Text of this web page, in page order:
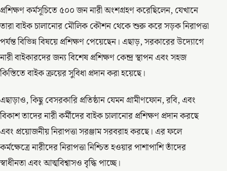
প্রশিক্ষণ কর্মসূচিতে ৫০০ জন নারী অংশগ্রহণ করেছিলেন, যেখানে
তারা বাইক চালানোর মৌলিক কৌশন থেকে শুরু করে সড়ক নিরাপত্তা
পর্যন্ত বিভিন্ন বিষয়ে প্রশিক্ষণ পেয়েছেন। এছাড়, সরকারের উদ্যোগে
নারী বাইকারদের জন্য বিশেষ প্রশিক্ষণ কেন্দ্র স্থাপন এবং সহজ
কিস্তিতে বাইক ক্রয়ের সুবিধা প্রদান করা হয়েছে।
এছাড়াও, কিছু বেসরকারি প্রতিষ্ঠান যেমন গ্রামীণফোন, রবি, এবং
বিকাশ তাদের নারী কর্মীদের বাইক চালানোর প্রশিক্ষণ প্রদান করছে
এবং প্রয়োজনীয় নিরাপত্তা সরঞ্জাম সরবরাহ করছে। এর ফলে
কর্মক্ষেত্রে নারীদের নিরাপত্তা নিশ্চিত হওয়ার পাশাপাশি তাঁদের
স্বাধীনতা এবং আত্মবিশ্বাসও বৃদ্ধি পাচ্ছে।